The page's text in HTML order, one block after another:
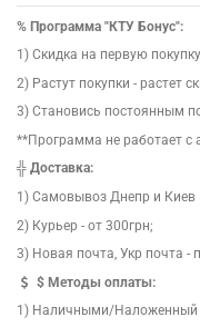
% Программа "КТУ Бонус":
1) Скидка на первую
2) Растут покупки - растет
3) Становись постоянным
**Программа не работает
╬ Доставка:
1) Самовывоз Днепр и Киев
2) Курьер - от 300грн;
3) Новая почта, Укр почта -
$Методы оплаты:
1) Наличными/Наложенный